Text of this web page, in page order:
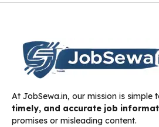
At JobSewa.in, our mission is simple
timely, and accurate job
promises or misleading content.